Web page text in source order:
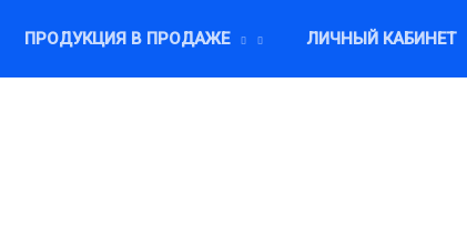
ПРОДУКЦИЯ В ПРОДАЖЕ ЛИЧНЫЙ КАБИНЕТ